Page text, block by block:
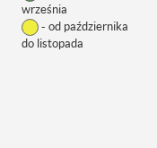
września
- od października
do listopada